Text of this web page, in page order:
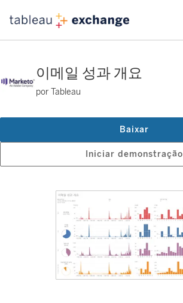
이메일 성과 개요
por Tableau
Iniciar demonstração
Baixar